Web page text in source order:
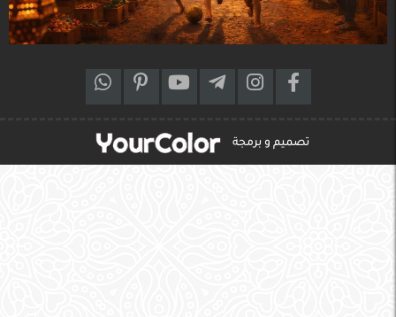
تصميم و برمجة